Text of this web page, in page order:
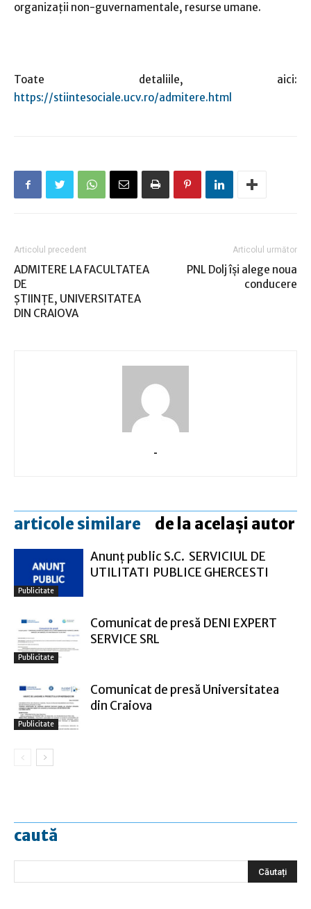
organizații non-guvernamentale, resurse umane.
Toate detaliile, aici:
https://stiintesociale.ucv.ro/admitere.html
Articolul precedent
ADMITERE LA FACULTATEA
DE
ŞTIINŢE, UNIVERSITATEA
DIN CRAIOVA
Articolul următor
PNL Dolj îşi alege noua
conducere
-
articole similare de la același autor
Publicitate
Anunţ public S.C. SERVICIUL DE
UTILITATI PUBLICE GHERCESTI
Publicitate
Comunicat de presă DENI EXPERT
SERVICE SRL
Publicitate
Comunicat de presă Universitatea
din Craiova
caută